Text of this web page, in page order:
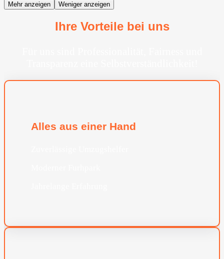
Mehr anzeigen Weniger anzeigen
Ihre Vorteile bei uns
Alles aus einer Hand